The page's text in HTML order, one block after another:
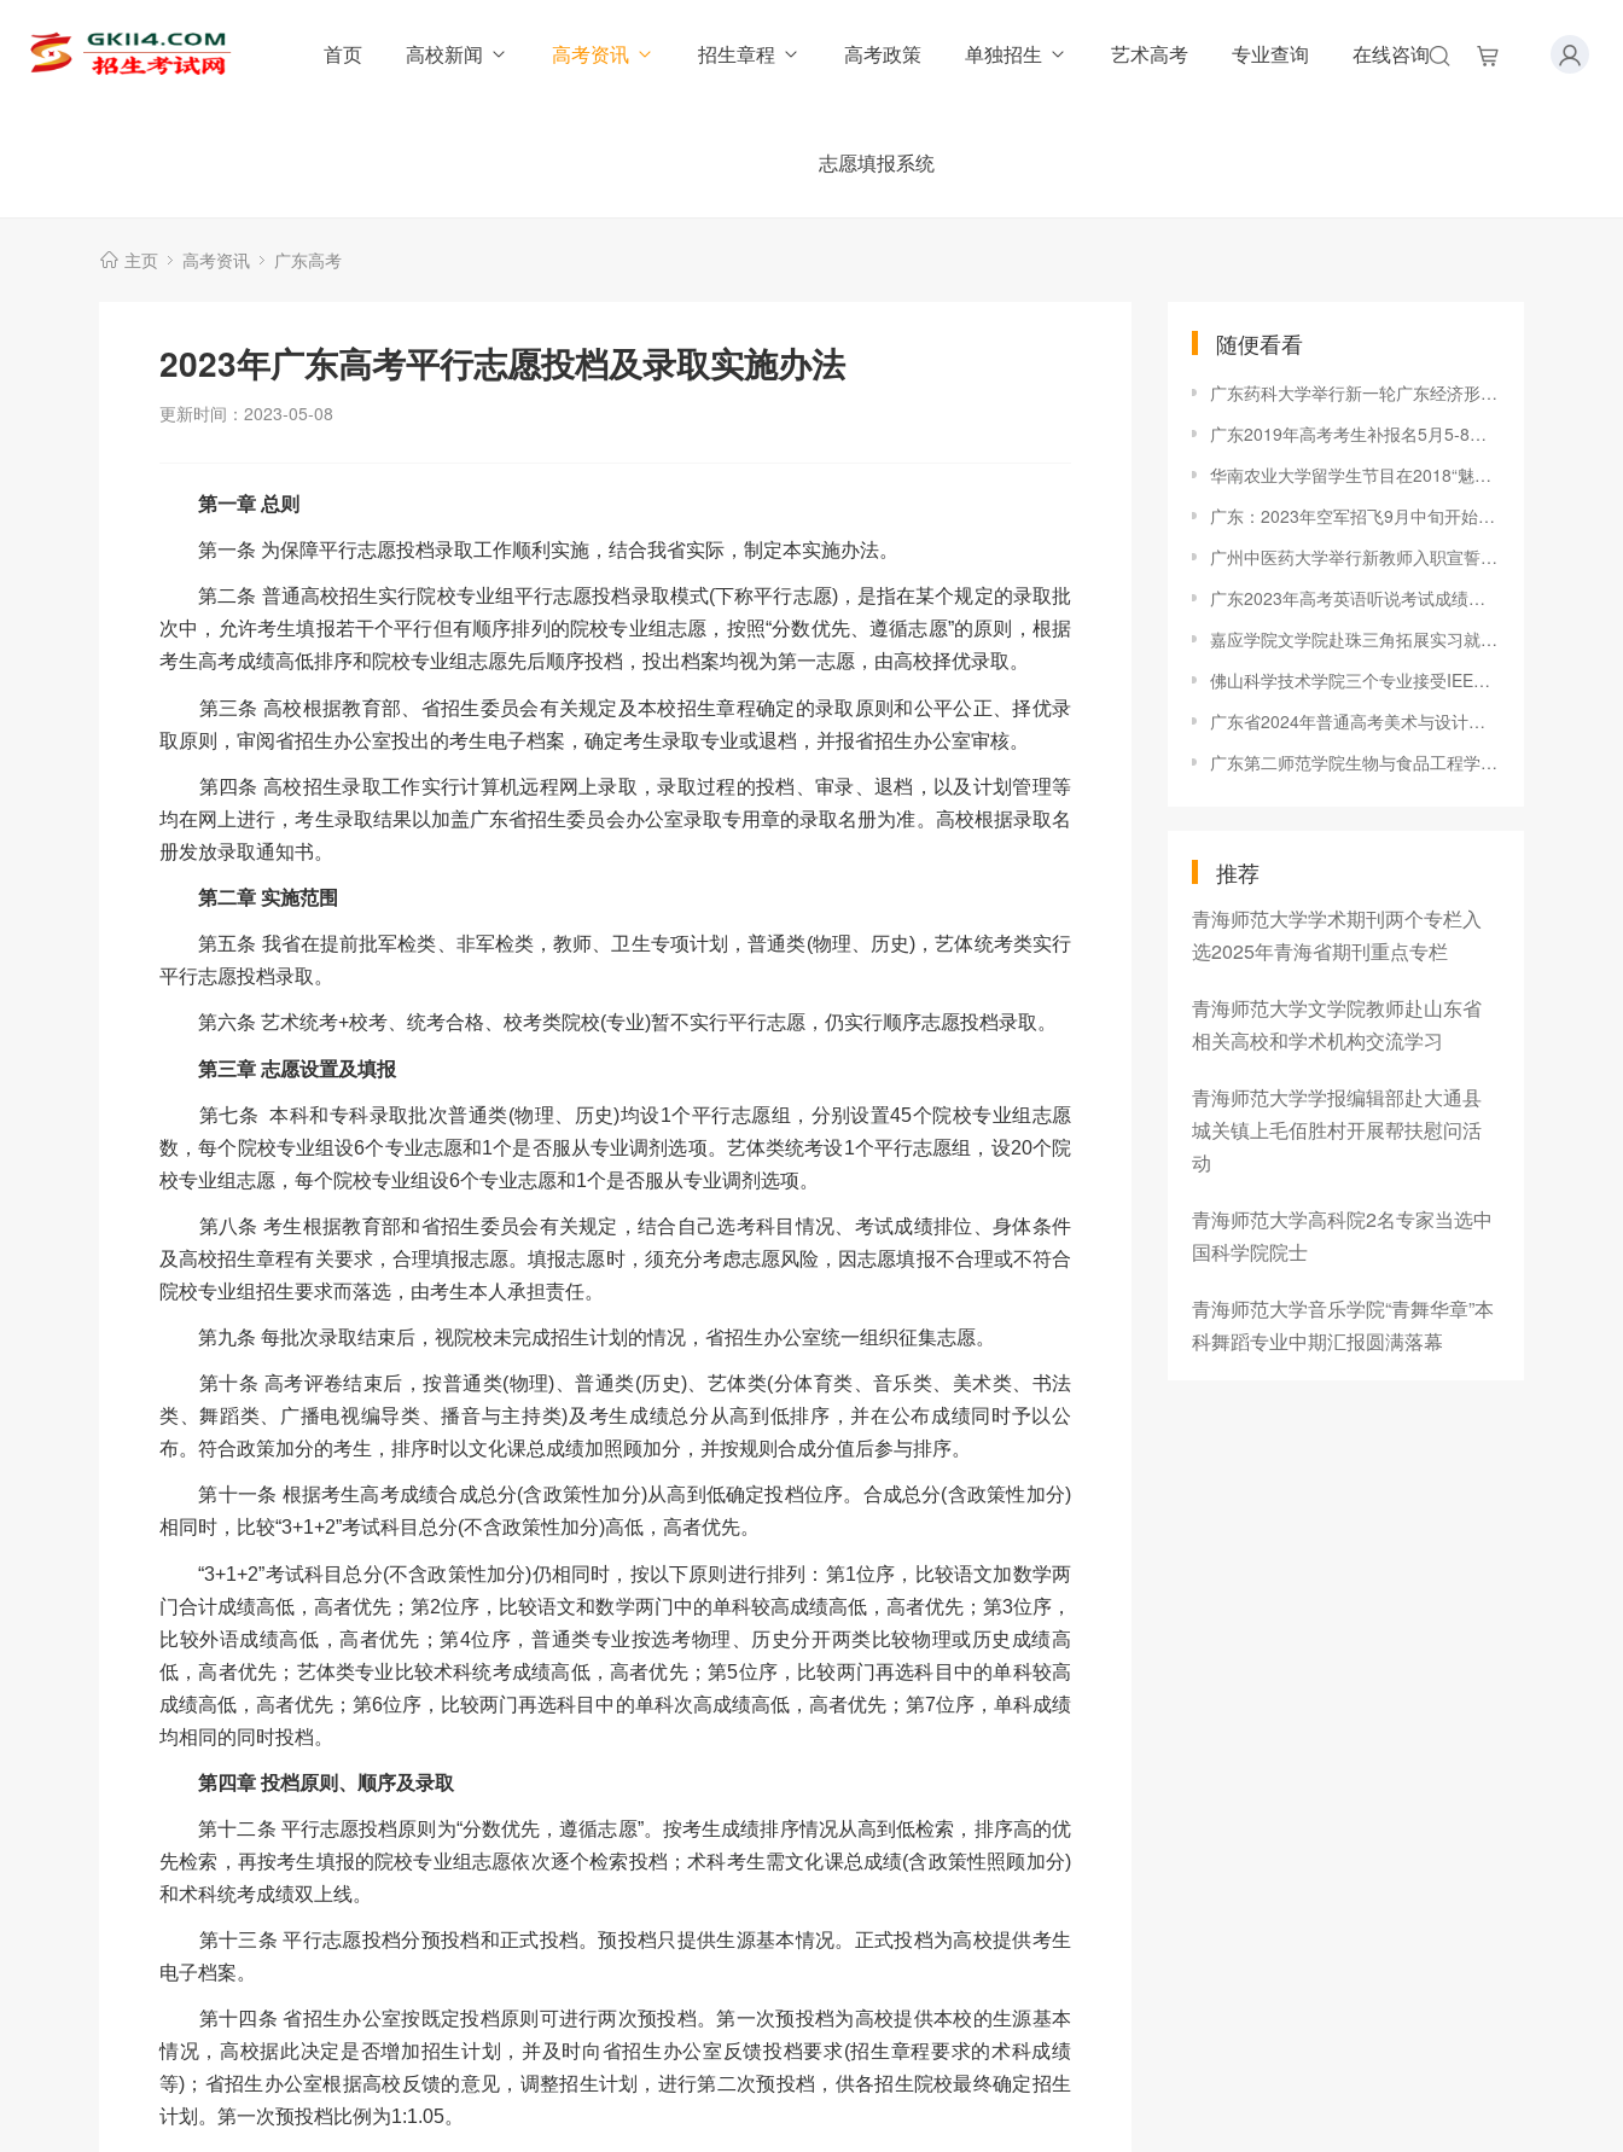
首页 高校新闻 高考资讯 招生章程 高考政策 单独招生 艺术高考 专业查询 在线咨询
志愿填报系统
主页 高考资讯 广东高考
2023年广东高考平行志愿投档及录取实施办法
更新时间：2023-05-08
第一章 总则
第一条 为保障平行志愿投档录取工作顺利实施，结合我省实际，制定本实施办法。
第二条 普通高校招生实行院校专业组平行志愿投档录取模式(下称平行志愿)，是指在某个规定的录取批
次中，允许考生填报若干个平行但有顺序排列的院校专业组志愿，按照“分数优先、遵循志愿”的原则，根据
考生高考成绩高低排序和院校专业组志愿先后顺序投档，投出档案均视为第一志愿，由高校择优录取。
第三条 高校根据教育部、省招生委员会有关规定及本校招生章程确定的录取原则和公平公正、择优录
取原则，审阅省招生办公室投出的考生电子档案，确定考生录取专业或退档，并报省招生办公室审核。
第四条 高校招生录取工作实行计算机远程网上录取，录取过程的投档、审录、退档，以及计划管理等
均在网上进行，考生录取结果以加盖广东省招生委员会办公室录取专用章的录取名册为准。高校根据录取名
册发放录取通知书。
第二章 实施范围
第五条 我省在提前批军检类、非军检类，教师、卫生专项计划，普通类(物理、历史)，艺体统考类实行
平行志愿投档录取。
第六条 艺术统考+校考、统考合格、校考类院校(专业)暂不实行平行志愿，仍实行顺序志愿投档录取。
第三章 志愿设置及填报
第七条 本科和专科录取批次普通类(物理、历史)均设1个平行志愿组，分别设置45个院校专业组志愿
数，每个院校专业组设6个专业志愿和1个是否服从专业调剂选项。艺体类统考设1个平行志愿组，设20个院
校专业组志愿，每个院校专业组设6个专业志愿和1个是否服从专业调剂选项。
第八条 考生根据教育部和省招生委员会有关规定，结合自己选考科目情况、考试成绩排位、身体条件
及高校招生章程有关要求，合理填报志愿。填报志愿时，须充分考虑志愿风险，因志愿填报不合理或不符合
院校专业组招生要求而落选，由考生本人承担责任。
第九条 每批次录取结束后，视院校未完成招生计划的情况，省招生办公室统一组织征集志愿。
第十条 高考评卷结束后，按普通类(物理)、普通类(历史)、艺体类(分体育类、音乐类、美术类、书法
类、舞蹈类、广播电视编导类、播音与主持类)及考生成绩总分从高到低排序，并在公布成绩同时予以公
布。符合政策加分的考生，排序时以文化课总成绩加照顾加分，并按规则合成分值后参与排序。
第十一条 根据考生高考成绩合成总分(含政策性加分)从高到低确定投档位序。合成总分(含政策性加分)
相同时，比较“3+1+2”考试科目总分(不含政策性加分)高低，高者优先。
“3+1+2”考试科目总分(不含政策性加分)仍相同时，按以下原则进行排列：第1位序，比较语文加数学两
门合计成绩高低，高者优先；第2位序，比较语文和数学两门中的单科较高成绩高低，高者优先；第3位序，
比较外语成绩高低，高者优先；第4位序，普通类专业按选考物理、历史分开两类比较物理或历史成绩高
低，高者优先；艺体类专业比较术科统考成绩高低，高者优先；第5位序，比较两门再选科目中的单科较高
成绩高低，高者优先；第6位序，比较两门再选科目中的单科次高成绩高低，高者优先；第7位序，单科成绩
均相同的同时投档。
第四章 投档原则、顺序及录取
第十二条 平行志愿投档原则为“分数优先，遵循志愿”。按考生成绩排序情况从高到低检索，排序高的优
先检索，再按考生填报的院校专业组志愿依次逐个检索投档；术科考生需文化课总成绩(含政策性照顾加分)
和术科统考成绩双上线。
第十三条 平行志愿投档分预投档和正式投档。预投档只提供生源基本情况。正式投档为高校提供考生
电子档案。
第十四条 省招生办公室按既定投档原则可进行两次预投档。第一次预投档为高校提供本校的生源基本
情况，高校据此决定是否增加招生计划，并及时向省招生办公室反馈投档要求(招生章程要求的术科成绩
等)；省招生办公室根据高校反馈的意见，调整招生计划，进行第二次预投档，供各招生院校最终确定招生
计划。第一次预投档比例为1:1.05。
随便看看
广东药科大学举行新一轮广东经济形势报告会
广东2019年高考考生补报名5月5-8日进行
华南农业大学留学生节目在2018“魅力广东 助我圆梦”交流活动中
广东：2023年空军招飞9月中旬开始初选检测
广州中医药大学举行新教师入职宣誓仪式暨师德教育第一课活动
广东2023年高考英语听说考试成绩查询方式
嘉应学院文学院赴珠三角拓展实习就业渠道
佛山科学技术学院三个专业接受IEET工程教育认证专家实地访评
广东省2024年普通高考美术与设计类、书法类和表（导）演类（服装表演方向）专业省统考成绩公布方式
广东第二师范学院生物与食品工程学院举办“湿地生态修复”科普专
推荐
青海师范大学学术期刊两个专栏入
选2025年青海省期刊重点专栏
青海师范大学文学院教师赴山东省
相关高校和学术机构交流学习
青海师范大学学报编辑部赴大通县
城关镇上毛佰胜村开展帮扶慰问活
动
青海师范大学高科院2名专家当选中
国科学院院士
青海师范大学音乐学院“青舞华章”本
科舞蹈专业中期汇报圆满落幕